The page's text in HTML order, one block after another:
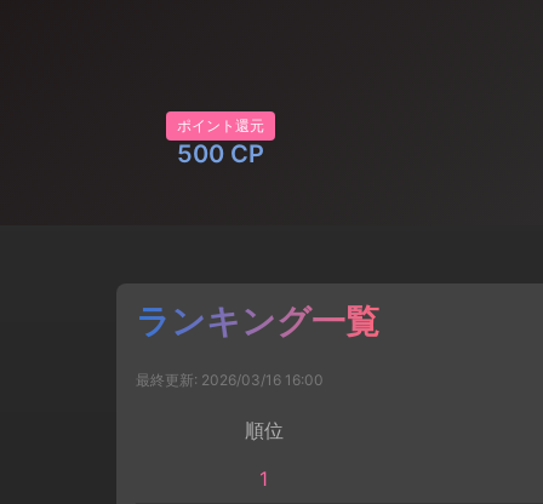
ポイント還元
500 CP
ランキング一覧
最終更新: 2026/03/16 16:00
順位
1